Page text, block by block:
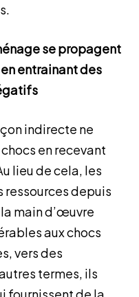
se propagent
entrainant des
indirecte ne
en recevant
lieu de cela, les
ressources depuis
main d’œuvre
aux chocs
vers des
termes, ils